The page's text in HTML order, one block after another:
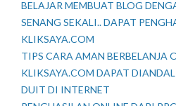
BELAJAR MEMBUAT BLOG
SENANG SEKALI.. DAPAT
KLIKSAYA.COM
TIPS CARA AMAN BERBELANJA
KLIKSAYA.COM DAPAT
DUIT DI INTERNET